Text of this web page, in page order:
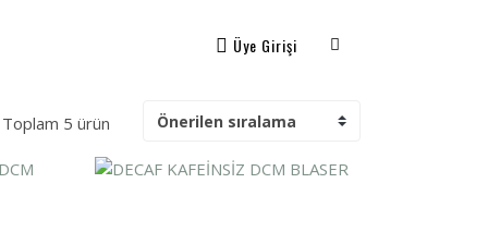
Üye Girişi
Toplam 5 ürün